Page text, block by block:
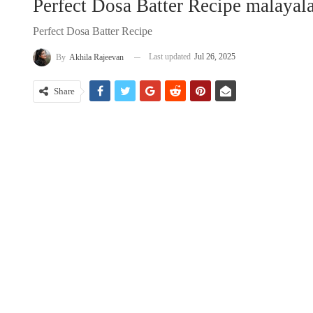
Perfect Dosa Batter Recipe
Perfect Dosa Batter Recipe
By Akhila Rajeevan Last updated Jul 26, 2025
Share